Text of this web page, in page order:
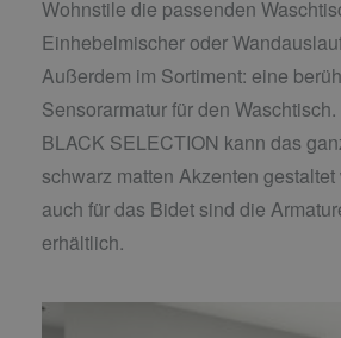
Wohnstile die passenden
Einhebelmischer oder
Außerdem im Sortiment: eine
Sensorarmatur für den
BLACK SELECTION kann das
schwarz matten Akzenten
auch für das Bidet sind die
erhältlich.